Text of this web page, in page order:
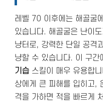
레벨 70 이후에는 해골굴
있습니다. 해골굴은 난이
냥터로, 강력한 단일 공격
냥할 수 있습니다. 이 구간
기습 스킬이 매우 유용합
상에게 큰 피해를 입히고,
격을 가하면 적을 빠르게